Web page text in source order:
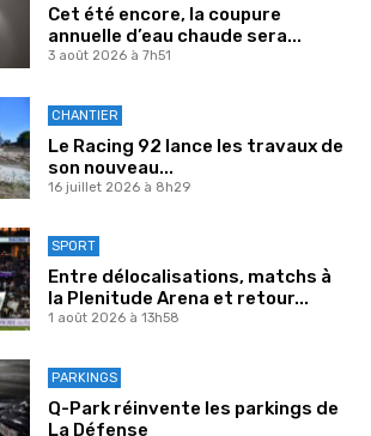
Cet été encore, la coupure
annuelle d’eau chaude sera...
3 août 2026 à 7h51
CHANTIER
Le Racing 92 lance les travaux de
son nouveau...
16 juillet 2026 à 8h29
SPORT
Entre délocalisations, matchs à
la Plenitude Arena et retour...
1 août 2026 à 13h58
PARKINGS
Q-Park réinvente les parkings de
La Défense